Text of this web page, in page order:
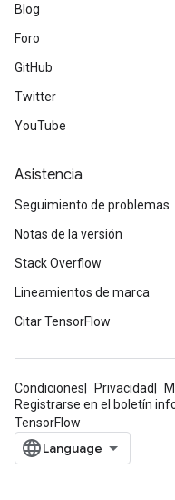
Blog
Foro
GitHub
Twitter
YouTube
Asistencia
Seguimiento de problemas
Notas de la versión
Stack Overflow
Lineamientos de marca
Citar TensorFlow
Condiciones Privacidad
Registrarse en el boletín
TensorFlow